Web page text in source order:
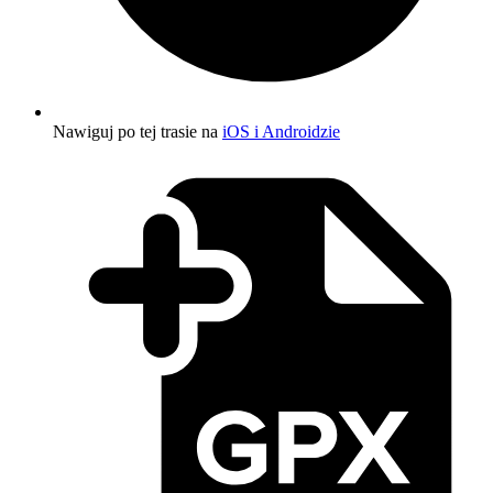
Nawiguj po tej trasie na iOS i Androidzie